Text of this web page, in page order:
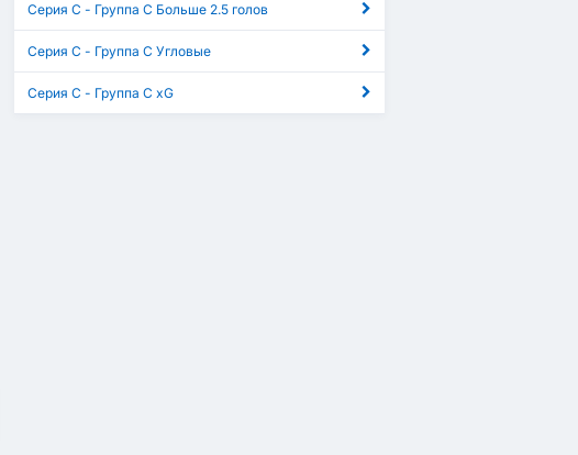
Серия C - Группа C Больше 2.5 голов
Серия C - Группа C Угловые
Серия C - Группа C xG